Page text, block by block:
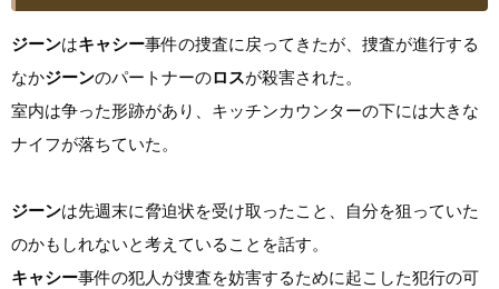
ジーンはキャシー事件の捜査に戻ってきたが、捜査が進行する
なかジーンのパートナーのロスが殺害された。
室内は争った形跡があり、キッチンカウンターの下には大きな
ナイフが落ちていた。
ジーンは先週末に脅迫状を受け取ったこと、自分を狙っていた
のかもしれないと考えていることを話す。
キャシー事件の犯人が捜査を妨害するために起こした犯行の可